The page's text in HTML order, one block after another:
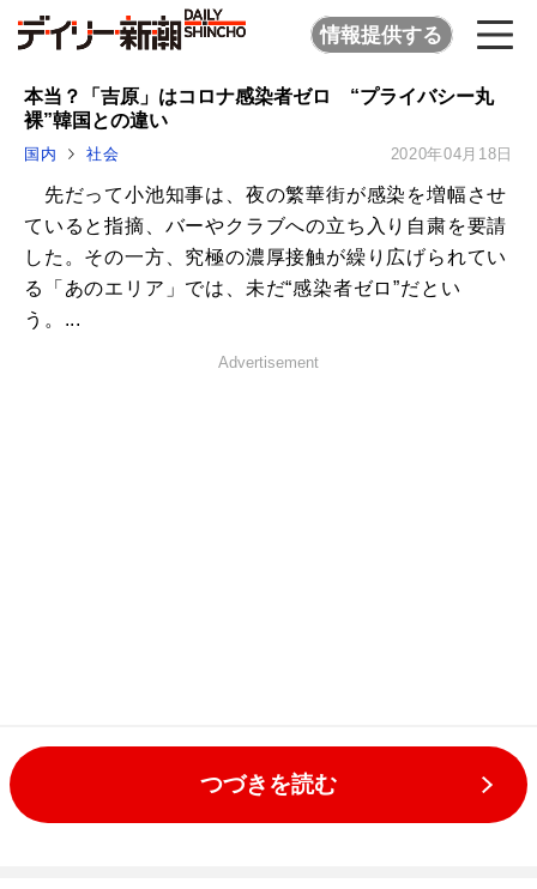
情報提供する
本当？「吉原」はコロナ感染者ゼロ “プライバシー丸
裸”韓国との違い
国内 社会 2020年04月18日
先だって小池知事は、夜の繁華街が感染を増幅させ
ていると指摘、バーやクラブへの立ち入り自粛を要請
した。その一方、究極の濃厚接触が繰り広げられてい
る「あのエリア」では、未だ“感染者ゼロ”だとい
う。...
Advertisement
つづきを読む